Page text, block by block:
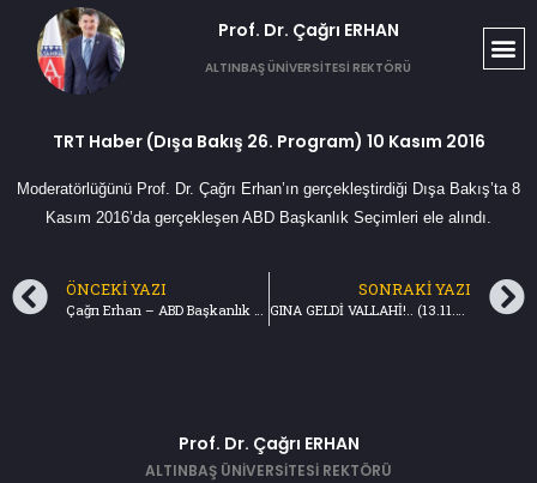
Prof. Dr. Çağrı ERHAN​
ALTINBAŞ ÜNİVERSİTESİ REKTÖRÜ
TRT Haber (Dışa Bakış 26. Program) 10 Kasım 2016
Moderatörlüğünü Prof. Dr. Çağrı Erhan’ın gerçekleştirdiği Dışa Bakış’ta 8
Kasım 2016’da gerçekleşen ABD Başkanlık Seçimleri ele alındı.
ÖNCEKI YAZI
Çağrı Erhan – ABD Başkanlık Seçimleri (11.10.2016) TVNET Ana Haber Bülteni
SONRAKI YAZI
GINA GELDİ VALLAHİ!.. (13.11.2016) Türkiye Gazetesi
Prof. Dr. Çağrı ERHAN
ALTINBAŞ ÜNİVERSİTESİ REKTÖRÜ